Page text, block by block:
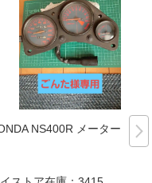
NS400R メーター